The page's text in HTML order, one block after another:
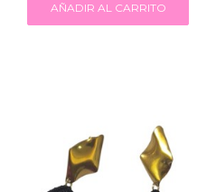
AÑADIR AL CARRITO